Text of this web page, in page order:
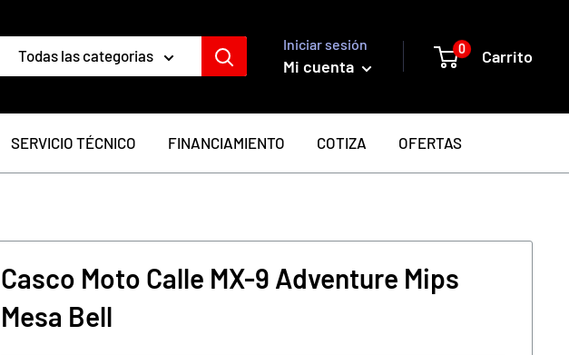
Todas las categorias
Iniciar sesión
Mi cuenta
0 Carrito
SERVICIO TÉCNICO FINANCIAMIENTO COTIZA OFERTAS
Casco Moto Calle MX-9 Adventure Mips
Mesa Bell